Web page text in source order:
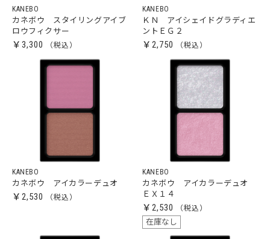
KANEBO
カネボウ スタイリングアイブ
ロウフィクサー
￥3,300
KANEBO
ＫＮ アイシェイドグラディエ
ントＥＧ２
￥2,750
KANEBO
カネボウ アイカラーデュオ
￥2,530
KANEBO
カネボウ アイカラーデュオ
ＥＸ１４
￥2,530
在庫なし